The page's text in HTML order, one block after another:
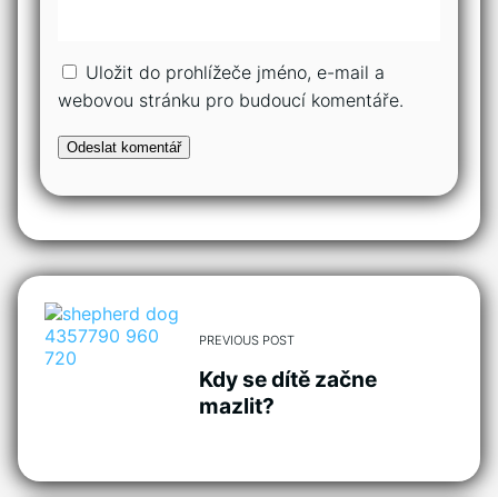
Uložit do prohlížeče jméno, e-mail a
webovou stránku pro budoucí komentáře.
PREVIOUS POST
Kdy se dítě začne
mazlit?